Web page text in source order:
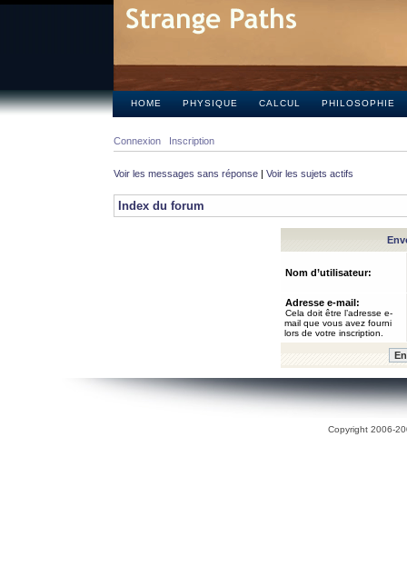
HOME PHYSIQUE CALCUL PHILOSOPHIE
Connexion Inscription
Voir les messages sans réponse | Voir les sujets actifs
Index du forum
Nom d’utilisateur:
Adresse e-mail:
Cela doit être l’adresse e-
mail que vous avez fourni
lors de votre inscription.
Copyright 2006-